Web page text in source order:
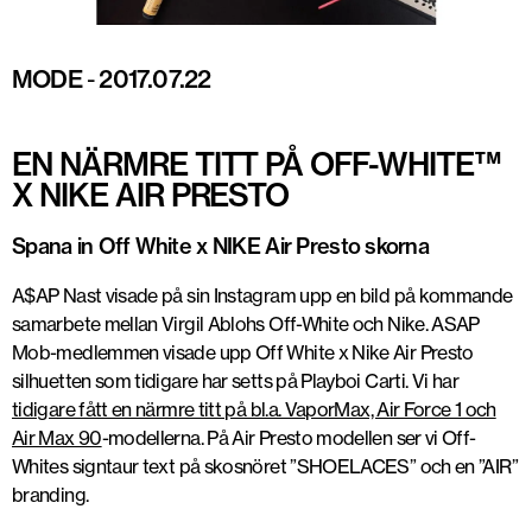
MODE-2017.07.22
EN NÄRMRE TITT PÅ OFF-WHITE™
X NIKE AIR PRESTO
Spana in Off White x NIKE Air Presto skorna
A$AP Nast visade på sin Instagram upp en bild på kommande
samarbete mellan Virgil Ablohs Off-White och Nike. ASAP
Mob-medlemmen visade upp Off White x Nike Air Presto
silhuetten som tidigare har setts på Playboi Carti. Vi har
tidigare fått en närmre titt på bl.a. VaporMax, Air Force 1 och
Air Max 90-modellerna. På Air Presto modellen ser vi Off-
Whites signtaur text på skosnöret ”SHOELACES” och en ”AIR”
branding.